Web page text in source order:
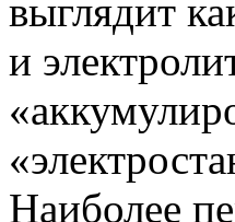
выглядит
и
Наиболее